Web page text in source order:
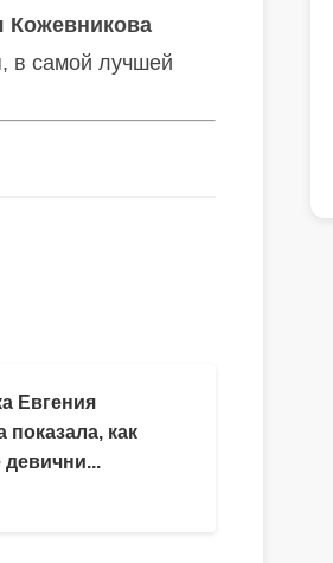
Кожевникова
в самой лучшей
Евгения
показала, как